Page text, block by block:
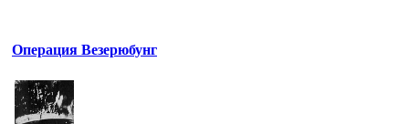
Операция Везерюбунг